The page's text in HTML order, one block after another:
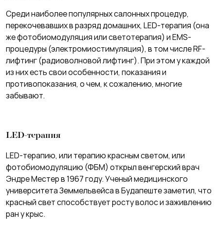
Среди наиболее популярных салонных процедур,
перекочевавших в разряд домашних, LED-терапия (она
же фотобиомодуляция или светотерапия) и EMS-
процедуры (электромиостимуляция), в том числе RF-
лифтинг (радиоволновой лифтинг). При этом у каждой
из них есть свои особенности, показания и
противопоказания, о чем, к сожалению, многие
забывают.
LED-терапия
LED-терапию, или терапию красным светом, или
фотобиомодуляцию (ФБМ) открыл венгерский врач
Эндре Местер в 1967 году. Ученый медицинского
университета Земмельвейса в Будапеште заметил, что
красный свет способствует росту волос и заживлению
ран у крыс.